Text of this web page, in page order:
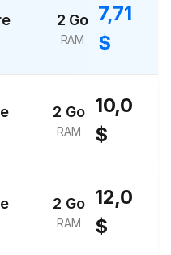
2 Go
RAM
7,71
$
2 Go
RAM
10,0
$
2 Go
RAM
12,0
$